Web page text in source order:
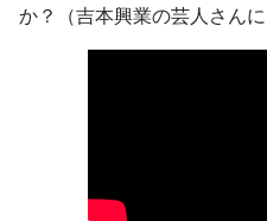
か？（吉本興業の芸人さんに